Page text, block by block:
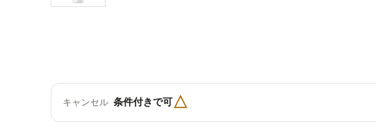
キャンセル 条件付きで可△